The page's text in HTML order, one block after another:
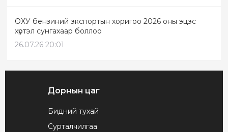
ОХУ бензиний экспортын хоригоо 2026 оны эцэс
хүртэл сунгахаар боллоо
26.07.26 20:01
Дорнын цаг
Бидний тухай
Сурталчилгаа